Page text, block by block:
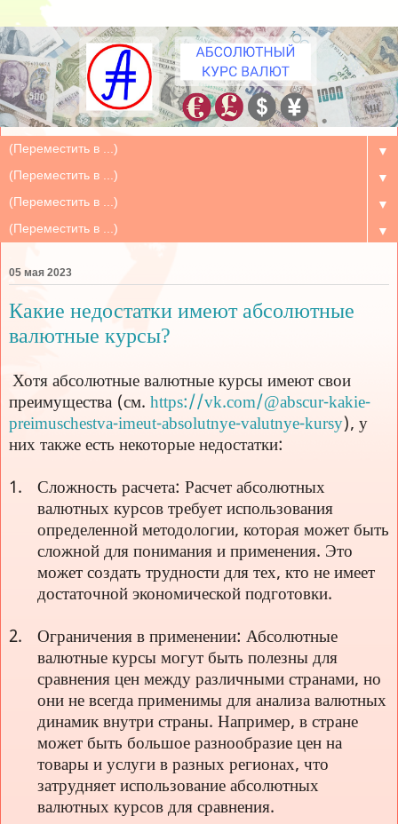
▼
▼
▼
▼
05 мая 2023
Какие недостатки имеют абсолютные
валютные курсы?
Хотя абсолютные валютные курсы имеют свои
преимущества (см. https://vk.com/@abscur-kakie-
preimuschestva-imeut-absolutnye-valutnye-kursy), у
них также есть некоторые недостатки:
Сложность расчета: Расчет абсолютных
валютных курсов требует использования
определенной методологии, которая может быть
сложной для понимания и применения. Это
может создать трудности для тех, кто не имеет
достаточной экономической подготовки.
Ограничения в применении: Абсолютные
валютные курсы могут быть полезны для
сравнения цен между различными странами, но
они не всегда применимы для анализа валютных
динамик внутри страны. Например, в стране
может быть большое разнообразие цен на
товары и услуги в разных регионах, что
затрудняет использование абсолютных
валютных курсов для сравнения.